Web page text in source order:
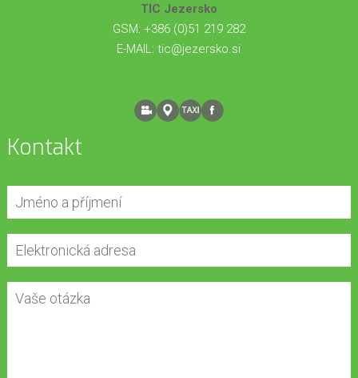
TIC Jezersko
GSM: +386 (0)51 219 282
E-MAIL:tic@jezersko.si
Kontakt